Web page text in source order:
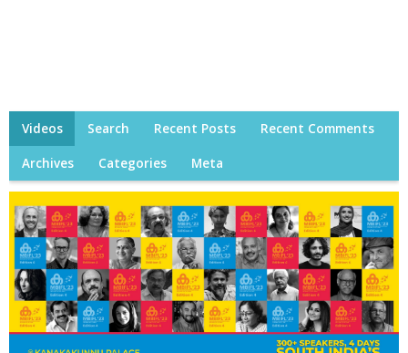
Videos Search Recent Posts Recent Comments
Archives Categories Meta